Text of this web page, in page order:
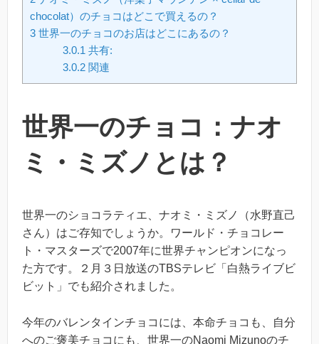
chocolat）のチョコはどこで買えるの？
3 世界一のチョコのお店はどこにあるの？
3.0.1 共有:
3.0.2関連
世界一のチョコ：ナオ
ミ・ミズノとは？
世界一のショコラティエ、ナオミ・ミズノ（水野直己
さん）はご存知でしょうか。ワールド・チョコレー
ト・マスターズで2007年に世界チャンピオンになっ
た方です。２月３日放送のTBSテレビ「白熱ライブビ
ビット」でも紹介されました。
今年のバレンタインチョコには、本命チョコも、自分
へのご褒美チョコにも、世界一のNaomi Mizunoのチ